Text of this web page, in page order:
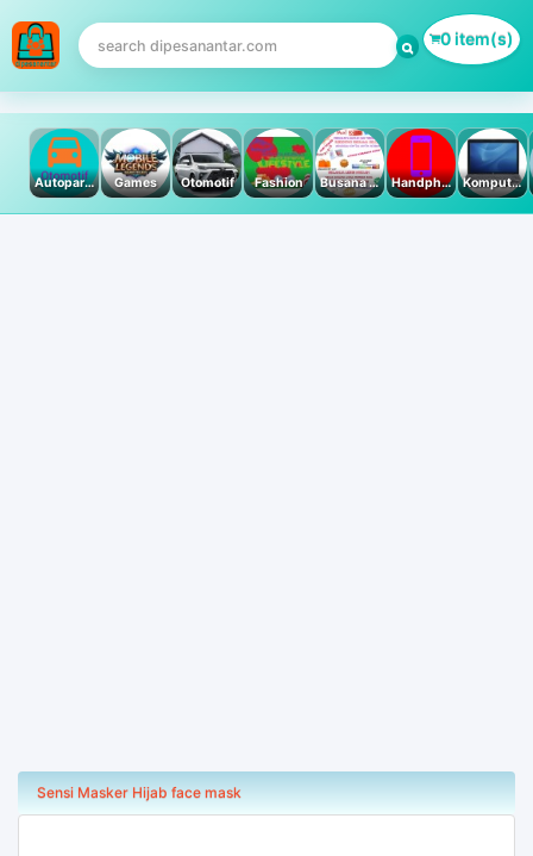
0 item(s)
Autoparts Games Otomotif Fashion Busana Muslim Handphone & Tablet Komputer PC & Laptop
Sensi Masker Hijab face mask